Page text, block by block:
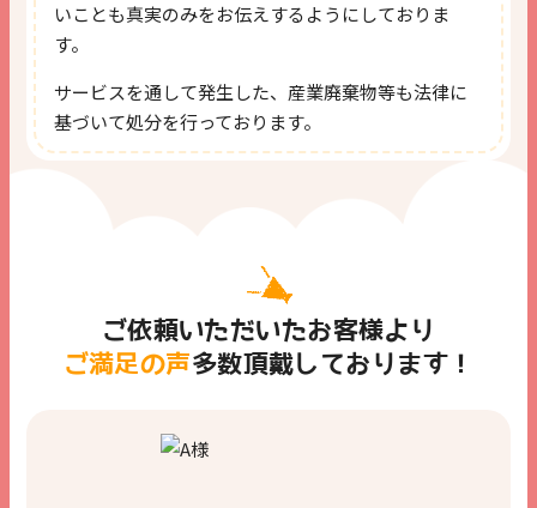
いことも真実のみをお伝えするようにしておりま
す。
サービスを通して発生した、産業廃棄物等も法律に
基づいて処分を行っております。
ご依頼いただいたお客様より
ご満足の声多数頂戴しております！